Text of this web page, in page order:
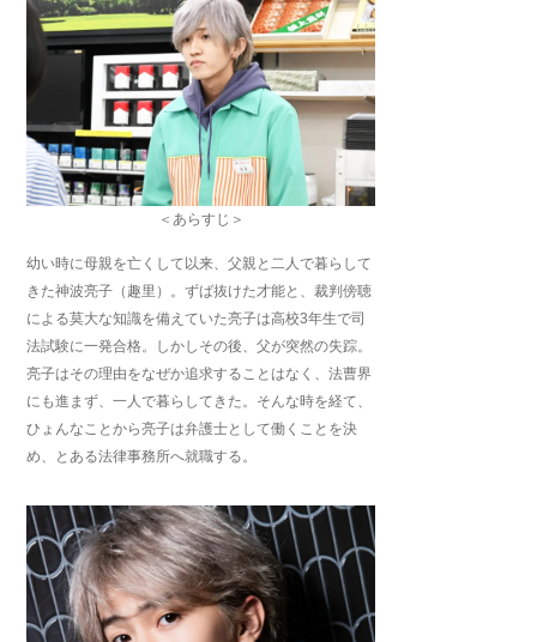
＜あらすじ＞
幼い時に母親を亡くして以来、父親と二人で暮らして
きた神波亮子（趣里）。ずば抜けた才能と、裁判傍聴
による莫大な知識を備えていた亮子は高校3年生で司
法試験に一発合格。しかしその後、父が突然の失踪。
亮子はその理由をなぜか追求することはなく、法曹界
にも進まず、一人で暮らしてきた。そんな時を経て、
ひょんなことから亮子は弁護士として働くことを決
め、とある法律事務所へ就職する。